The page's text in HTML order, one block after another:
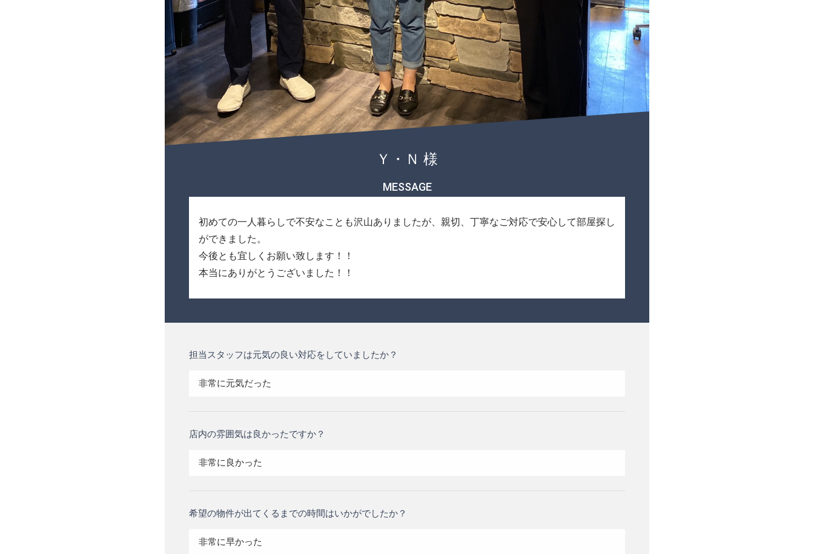
Ｙ・Ｎ 様
MESSAGE
初めての一人暮らしで不安なことも沢山ありましたが、親切、丁寧なご対応で安心して部屋探し
ができました。
今後とも宜しくお願い致します！！
本当にありがとうございました！！
担当スタッフは元気の良い対応をしていましたか？
非常に元気だった
店内の雰囲気は良かったですか？
非常に良かった
希望の物件が出てくるまでの時間はいかがでしたか？
非常に早かった